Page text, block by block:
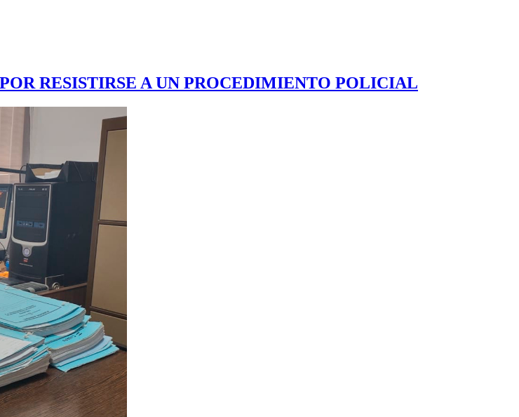
RESISTIRSE A UN PROCEDIMIENTO POLICIAL